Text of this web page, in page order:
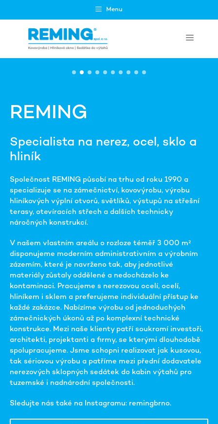
Menu
Menu
REMING
Specialista na nerez, ocel, sklo a
hliník
Společnost REMING působí na trhu od roku 1990 a
specializuje se na zámečnictví, kovovýrobu, výrobu
hliníkových výplní otvorů, světlíků, výstupů na střešní
terasy, otevíracích střech a dalších technicky
náročných konstrukcí.
V našem vlastním areálu o rozloze téměř 3 000 m²
disponujeme moderním administrativním a výrobním
zázemím, které je navrženo tak, aby jednotlivé
materiály zůstaly oddělené a nedocházelo ke
kontaminaci. Pracujeme s nerezovou ocelí, ocelí,
hliníkem i sklem a preferujeme individuální přístup ke
každé zakázce. Nabízíme výrobu od jednoduchých
zámečnických úkonů až po komplexní technické
konstrukce. Mezi naše klienty patří soukromí investoři,
architekti, projektanti a firmy, se kterými dlouhodobě
spolupracujeme. Jsme schopni realizovat jak kusovou,
tak sériovou výrobu a patříme mezi přední dodavatele
nerezových sklopných sedátek do kabin výtahů pro
tuzemské i nadnárodní společnosti.
Sledujte nás také na Instagramu: remingbrno.